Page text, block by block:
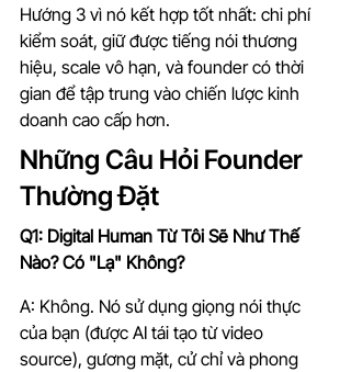
Hướng 3 vì nó kết hợp tốt nhất: chi phí
kiểm soát, giữ được tiếng nói thương
hiệu, scale vô hạn, và founder có thời
gian để tập trung vào chiến lược kinh
doanh cao cấp hơn.
Những Câu Hỏi Founder
Thường Đặt
Q1: Digital Human Từ Tôi Sẽ Như Thế
Nào? Có "Lạ" Không?
A: Không. Nó sử dụng giọng nói thực
của bạn (được AI tái tạo từ video
source), gương mặt, cử chỉ và phong